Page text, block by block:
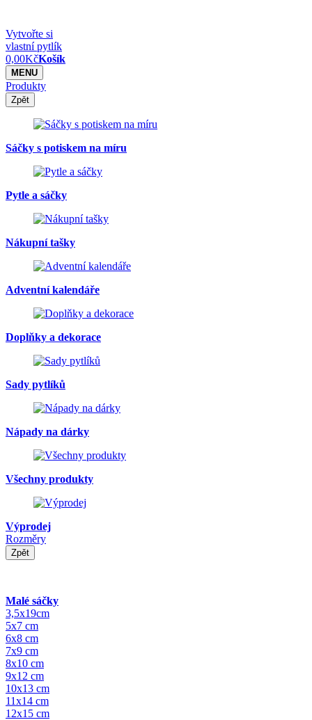
Vytvořte si
vlastní pytlík
0,00KčKošík
MENU
Produkty
Zpět
Sáčky s potiskem na míru
Pytle a sáčky
Nákupní tašky
Adventní kalendáře
Doplňky a dekorace
Sady pytlíků
Nápady na dárky
Všechny produkty
Výprodej
Rozměry
Zpět
Malé sáčky
3,5x19cm
5x7 cm
6x8 cm
7x9 cm
8x10 cm
9x12 cm
10x13 cm
11x14 cm
12x15 cm